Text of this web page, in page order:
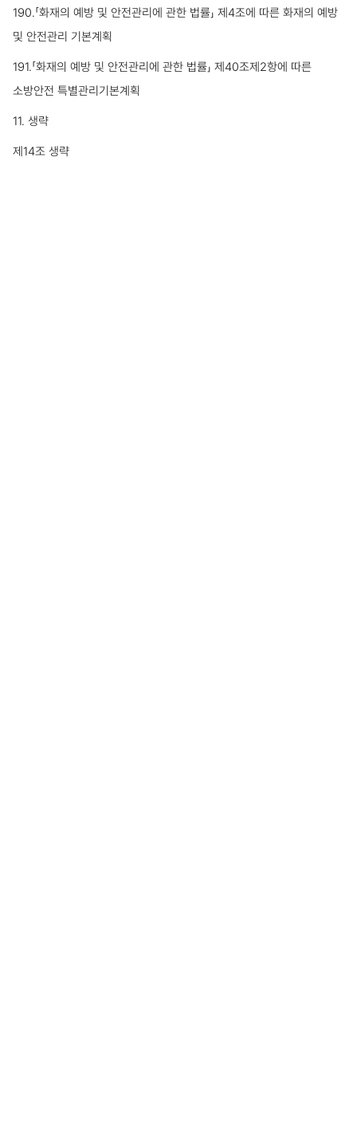
190.「화재의 예방 및 안전관리에 관한 법률」 제4조에 따른 화재의 예방
및 안전관리 기본계획
191.「화재의 예방 및 안전관리에 관한 법률」 제40조제2항에 따른
소방안전 특별관리기본계획
11. 생략
제14조 생략